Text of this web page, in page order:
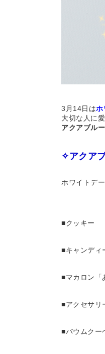
3月14日はホ
大切な人に
アクアブル
✧アクア
ホワイトデ
■クッキー
■キャンディ
■マカロン「
■アクセサリ
■バウムクー